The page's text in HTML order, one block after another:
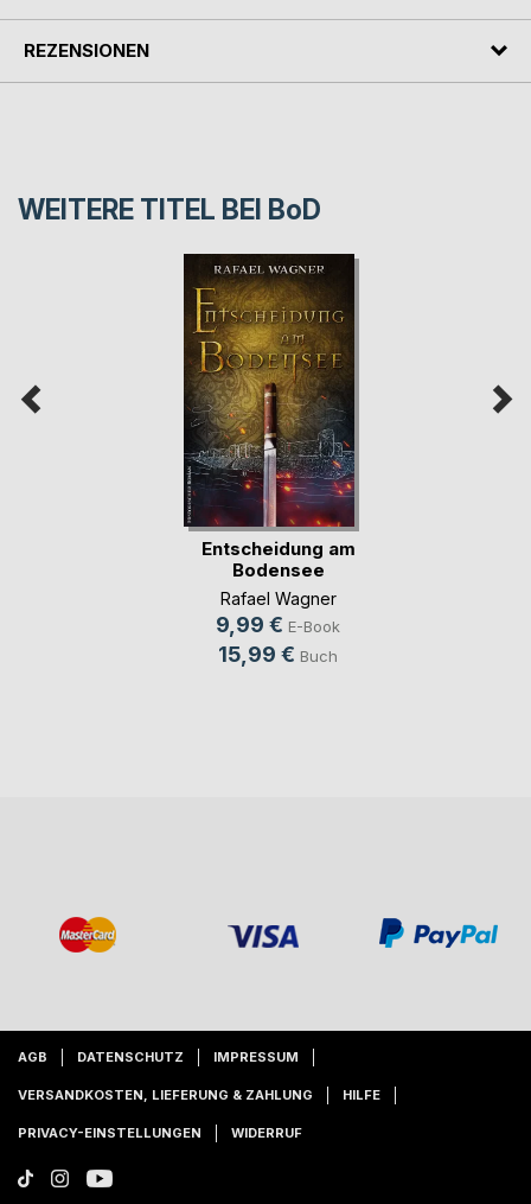
REZENSIONEN
WEITERE TITEL BEI BoD
Entscheidung am
Bodensee
Rafael Wagner
9,99 € E-Book
15,99 € Buch
AGB DATENSCHUTZ IMPRESSUM
VERSANDKOSTEN, LIEFERUNG & ZAHLUNG HILFE
PRIVACY-EINSTELLUNGEN WIDERRUF